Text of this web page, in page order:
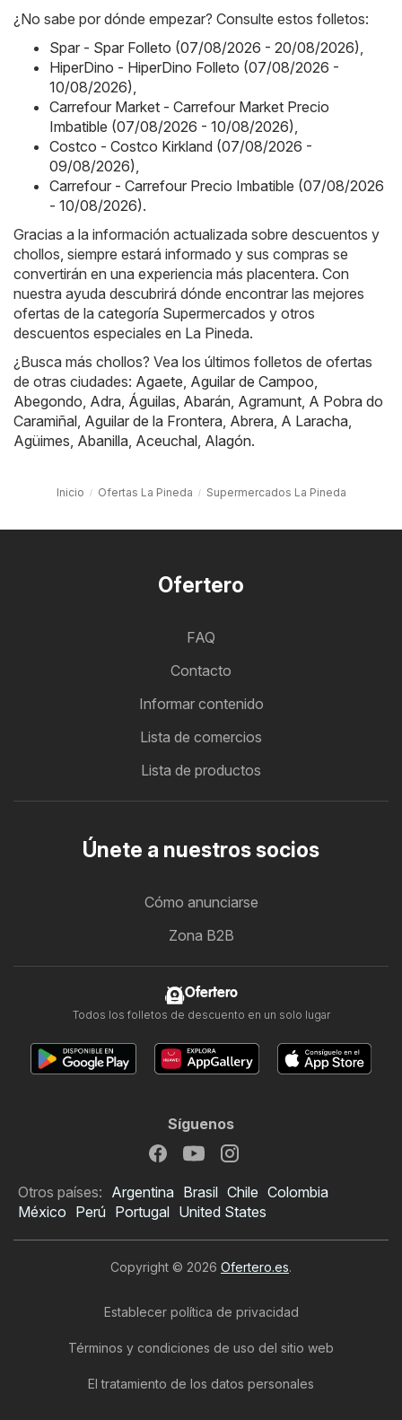
¿No sabe por dónde empezar? Consulte estos folletos:
Spar - Spar Folleto (07/08/2026 - 20/08/2026)
HiperDino - HiperDino Folleto (07/08/2026 -
10/08/2026)
Carrefour Market - Carrefour Market Precio
Imbatible (07/08/2026 - 10/08/2026)
Costco - Costco Kirkland (07/08/2026 -
09/08/2026)
Carrefour - Carrefour Precio Imbatible (07/08/2026
- 10/08/2026).
Gracias a la información actualizada sobre descuentos y
chollos, siempre estará informado y sus compras se
convertirán en una experiencia más placentera. Con
nuestra ayuda descubrirá dónde encontrar las mejores
ofertas de la categoría Supermercados y otros
descuentos especiales en La Pineda.
¿Busca más chollos? Vea los últimos folletos de ofertas
de otras ciudades: Agaete Aguilar de Campoo
Abegondo Adra Águilas Abarán Agramunt A Pobra do
Caramiñal Aguilar de la Frontera Abrera A Laracha
Agüimes Abanilla Aceuchal Alagón.
Inicio Ofertas La Pineda Supermercados La Pineda
Ofertero
FAQ
Contacto
Informar contenido
Lista de comercios
Lista de productos
Únete a nuestros socios
Cómo anunciarse
Zona B2B
Ofertero
Todos los folletos de descuento en un solo lugar
Síguenos
Otros países: Argentina Brasil Chile Colombia
México Perú Portugal United States
Copyright © 2026 Ofertero.es.
Establecer política de privacidad
Términos y condiciones de uso del sitio web
El tratamiento de los datos personales